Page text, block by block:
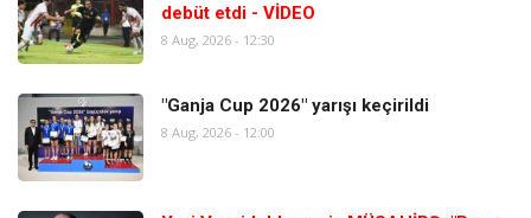
debüt etdi - VİDEO
8 Aug, 2026 - 12:30
"Ganja Cup 2026" yarışı keçirildi
8 Aug, 2026 - 12:00